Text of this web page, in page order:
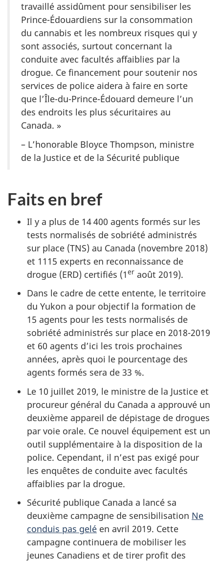
travaillé assidûment pour sensibiliser les
Prince-Édouardiens sur la consommation
du cannabis et les nombreux risques qui y
sont associés, surtout concernant la
conduite avec facultés affaiblies par la
drogue. Ce financement pour soutenir nos
services de police aidera à faire en sorte
que l’Île-du-Prince-Édouard demeure l’un
des endroits les plus sécuritaires au
Canada. »
– L’honorable Bloyce Thompson, ministre
de la Justice et de la Sécurité publique
Faits en bref
Il y a plus de 14 400 agents formés sur les
tests normalisés de sobriété administrés
sur place (TNS) au Canada (novembre 2018)
et 1115 experts en reconnaissance de
drogue (ERD) certifiés (1er août 2019).
Dans le cadre de cette entente, le territoire
du Yukon a pour objectif la formation de
15 agents pour les tests normalisés de
sobriété administrés sur place en 2018-2019
et 60 agents d’ici les trois prochaines
années, après quoi le pourcentage des
agents formés sera de 33 %.
Le 10 juillet 2019, le ministre de la Justice et
procureur général du Canada a approuvé un
deuxième appareil de dépistage de drogues
par voie orale. Ce nouvel équipement est un
outil supplémentaire à la disposition de la
police. Cependant, il n’est pas exigé pour
les enquêtes de conduite avec facultés
affaiblies par la drogue.
Sécurité publique Canada a lancé sa
deuxième campagne de sensibilisation Ne
conduis pas gelé en avril 2019. Cette
campagne continuera de mobiliser les
jeunes Canadiens et de tirer profit des